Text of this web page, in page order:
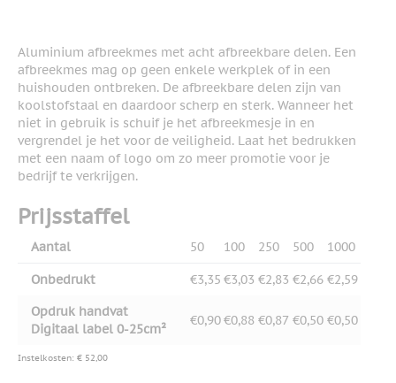
Aluminium afbreekmes met acht afbreekbare delen. Een
afbreekmes mag op geen enkele werkplek of in een
huishouden ontbreken. De afbreekbare delen zijn van
koolstofstaal en daardoor scherp en sterk. Wanneer het
niet in gebruik is schuif je het afbreekmesje in en
vergrendel je het voor de veiligheid. Laat het bedrukken
met een naam of logo om zo meer promotie voor je
bedrijf te verkrijgen.
Prijsstaffel
Aantal 50 100 250 500 1000
Onbedrukt €3,35 €3,03 €2,83 €2,66 €2,59
Opdruk handvat
Digitaal label 0-25cm²
€0,90€0,88 €0,87 €0,50 €0,50
Instelkosten: € 52,00